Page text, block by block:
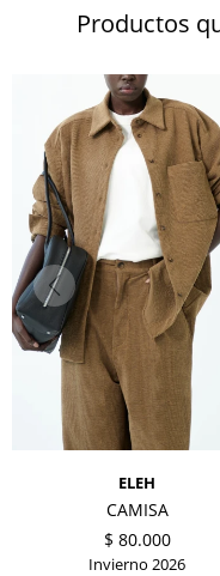
Productos
ELEH
CAMISA
$ 80.000
Invierno 2026